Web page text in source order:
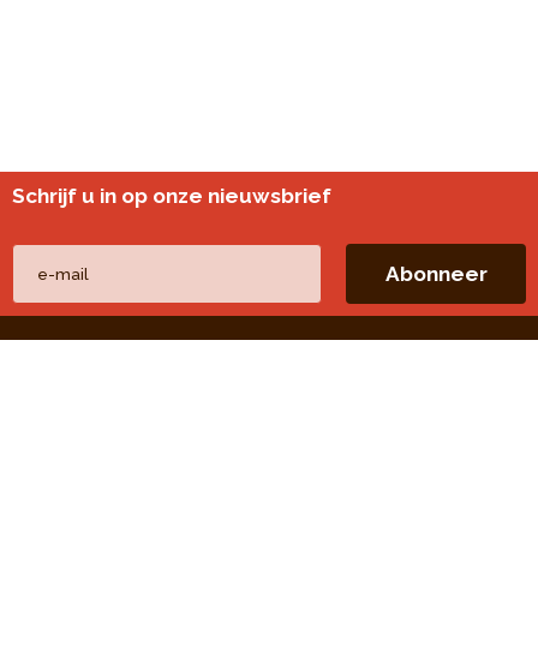
Schrijf u in op onze nieuwsbrief